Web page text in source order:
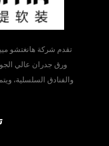
ورق جدران عالي
والفنادق السلسلية،